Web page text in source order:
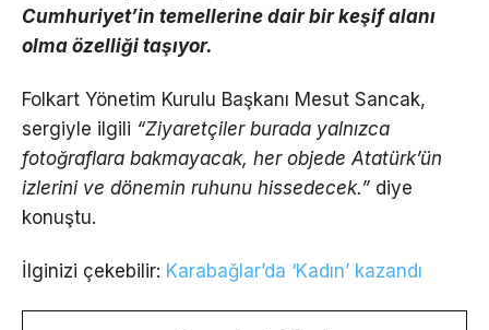
Cumhuriyet’in temellerine dair bir keşif alanı
olma özelliği taşıyor.
Folkart Yönetim Kurulu Başkanı Mesut Sancak,
sergiyle ilgili “Ziyaretçiler burada yalnızca
fotoğraflara bakmayacak, her objede Atatürk’ün
izlerini ve dönemin ruhunu hissedecek.” diye
konuştu.
İlginizi çekebilir: Karabağlar’da ‘Kadın’ kazandı